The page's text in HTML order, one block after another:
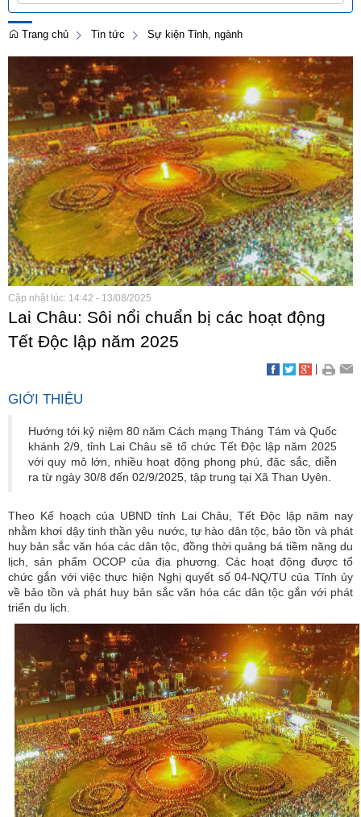
Trang chủ Tin tức Sự kiện Tỉnh, ngành
Cập nhật lúc: 14:42 - 13/08/2025
Lai Châu: Sôi nổi chuẩn bị các hoạt động
Tết Độc lập năm 2025
GIỚI THIỆU
Hướng tới kỷ niệm 80 năm Cách mạng Tháng Tám và Quốc
khánh 2/9, tỉnh Lai Châu sẽ tổ chức Tết Độc lập năm 2025
với quy mô lớn, nhiều hoạt động phong phú, đặc sắc, diễn
ra từ ngày 30/8 đến 02/9/2025, tập trung tại Xã Than Uyên.
Theo Kế hoạch của UBND tỉnh Lai Châu, Tết Độc lập năm nay
nhằm khơi dậy tinh thần yêu nước, tự hào dân tộc, bảo tồn và phát
huy bản sắc văn hóa các dân tộc, đồng thời quảng bá tiềm năng du
lịch, sản phẩm OCOP của địa phương. Các hoạt động được tổ
chức gắn với việc thực hiện Nghị quyết số 04‑NQ/TU của Tỉnh ủy
về bảo tồn và phát huy bản sắc văn hóa các dân tộc gắn với phát
triển du lịch.